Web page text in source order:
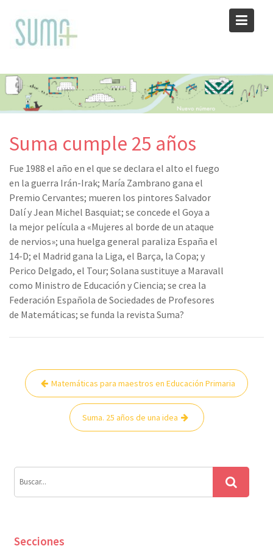
content
Suma cumple 25 años
Fue 1988 el año en el que se declara el alto el fuego
en la guerra Irán-Irak; María Zambrano gana el
Premio Cervantes; mueren los pintores Salvador
Dalí y Jean Michel Basquiat; se concede el Goya a
la mejor película a «Mujeres al borde de un ataque
de nervios»; una huelga general paraliza España el
14-D; el Madrid gana la Liga, el Barça, la Copa; y
Perico Delgado, el Tour; Solana sustituye a Maravall
como Ministro de Educación y Ciencia; se crea la
Federación Española de Sociedades de Profesores
de Matemáticas; se funda la revista Suma?
NavegaciónMatemáticas para maestros en Educación Primaria
Suma. 25 años de una idea
Secciones